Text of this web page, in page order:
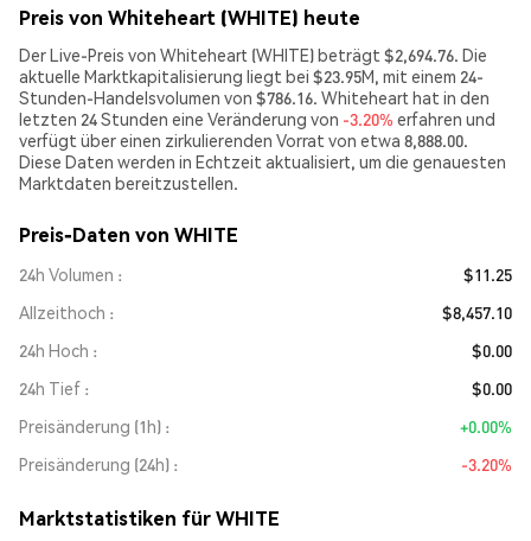
Preis von Whiteheart (WHITE) heute
Der Live-Preis von Whiteheart (WHITE) beträgt $2,694.76. Die
aktuelle Marktkapitalisierung liegt bei $23.95M, mit einem 24-
Stunden-Handelsvolumen von $786.16. Whiteheart hat in den
letzten 24 Stunden eine Veränderung von -3.20% erfahren und
verfügt über einen zirkulierenden Vorrat von etwa 8,888.00.
Diese Daten werden in Echtzeit aktualisiert, um die genauesten
Marktdaten bereitzustellen.
Preis-Daten von WHITE
24h Volumen
$11.25
Allzeithoch
$8,457.10
24h Hoch
$0.00
24h Tief
$0.00
Preisänderung (1h)
+0.00%
Preisänderung (24h)
-3.20%
Marktstatistiken für WHITE